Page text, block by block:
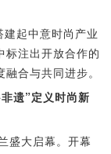
起中意时尚产业
标注出开放合作的
合与共同进步。
遗”定义时尚新
盛大启幕。开幕